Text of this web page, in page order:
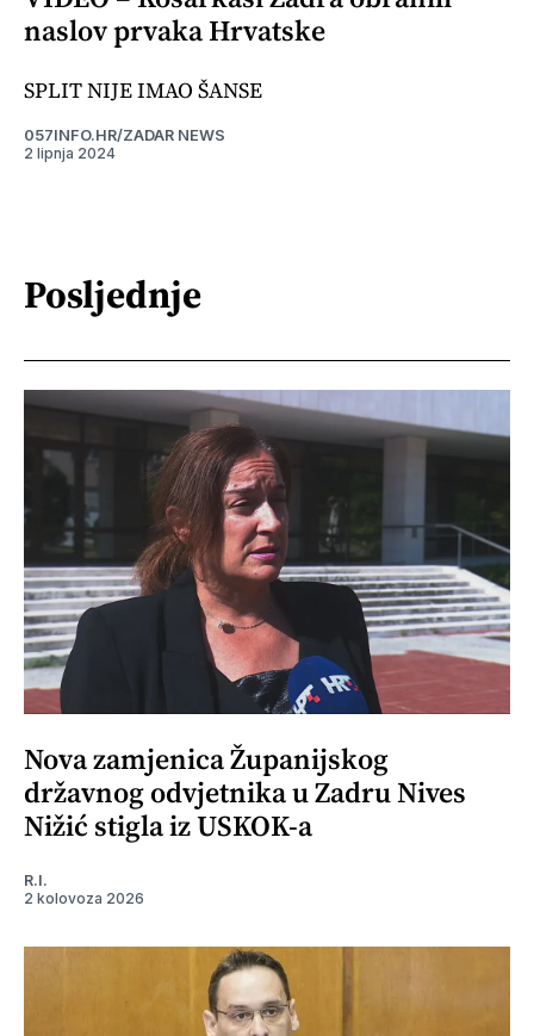
naslov prvaka Hrvatske
SPLIT NIJE IMAO ŠANSE
057INFO.HR/ZADAR NEWS
2 lipnja 2024
Posljednje
Nova zamjenica Županijskog
državnog odvjetnika u Zadru Nives
Nižić stigla iz USKOK-a
R.I.
2 kolovoza 2026